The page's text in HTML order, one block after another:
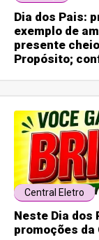
Dia dos Pais:
exemplo de
presente
Propósito;
Central Eletro
Neste Dia dos
promoções